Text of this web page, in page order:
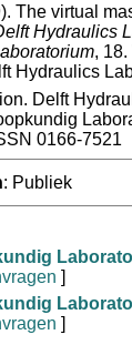
The virtual
Hydraulics
,
Hydraulics
Delft
0166-7521
: Publiek
]
]